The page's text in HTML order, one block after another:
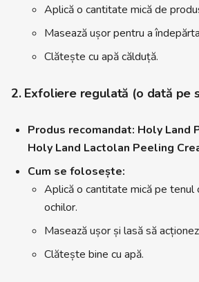
Aplică o cantitate mică de
Masează ușor pentru a
Clătește cu apă călduță.
2. Exfoliere regulată (o dată pe
Produs recomandat: Holy Land
Holy Land Lactolan Peeling
Cum se folosește:
Aplică o cantitate mică pe tenul
ochilor.
Masează ușor și lasă să
Clătește bine cu apă.